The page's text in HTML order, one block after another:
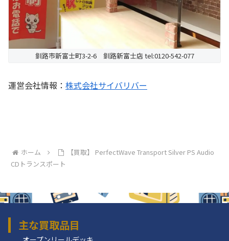
釧路市新富士町3-2-6 釧路新富士店 tel:0120-542-077
運営会社情報： 株式会社サイバリバー
ホーム
【買取】 PerfectWave Transport Silver PS Audio
CDトランスポート
主な買取品目